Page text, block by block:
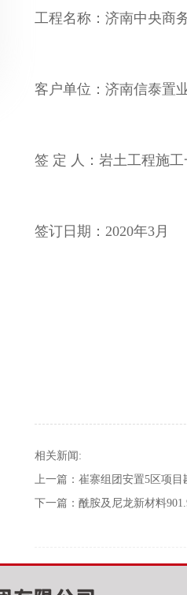
工程名称：济南中央商
客户单位：济南信泰置
签 定 人：岩土工程施
签订日期：2020年3月
相关新闻:
上一篇：崔寨组团安置5区项目
下一篇：酰胺及尼龙新材料